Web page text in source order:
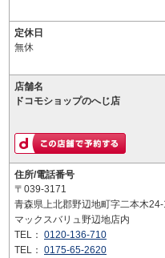
定休日
無休
店舗名
ドコモショップのへじ店
住所/電話番号
〒039-3171
青森県上北郡野辺地町字二本木24-
マックスバリュ野辺地店内
TEL： 0120-136-710
TEL： 0175-65-2620